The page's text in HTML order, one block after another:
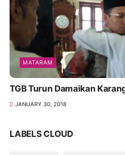
MATARAM
TGB Turun Damaikan
JANUARY 30, 2018
LABELS CLOUD